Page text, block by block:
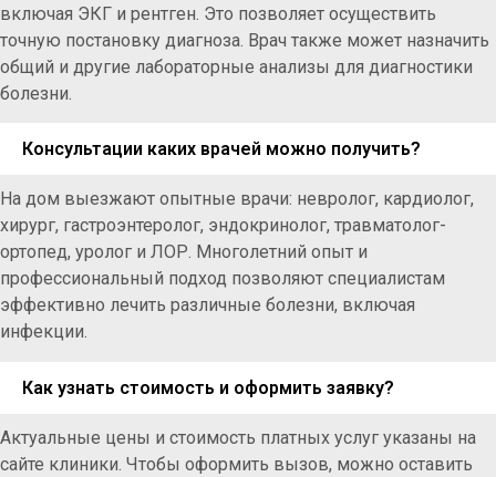
включая ЭКГ и рентген. Это позволяет осуществить
точную постановку диагноза. Врач также может назначить
общий и другие лабораторные анализы для диагностики
болезни.
Консультации каких врачей можно получить?
На дом выезжают опытные врачи: невролог, кардиолог,
хирург, гастроэнтеролог, эндокринолог, травматолог-
ортопед, уролог и ЛОР. Многолетний опыт и
профессиональный подход позволяют специалистам
эффективно лечить различные болезни, включая
инфекции.
Как узнать стоимость и оформить заявку?
Актуальные цены и стоимость платных услуг указаны на
сайте клиники. Чтобы оформить вызов, можно оставить